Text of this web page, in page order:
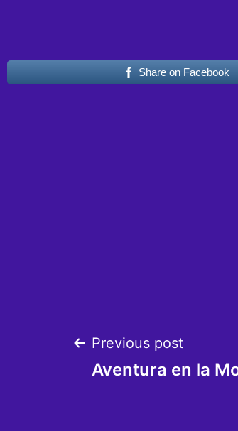
Share on Facebook
Post
Previous post
Aventura en la